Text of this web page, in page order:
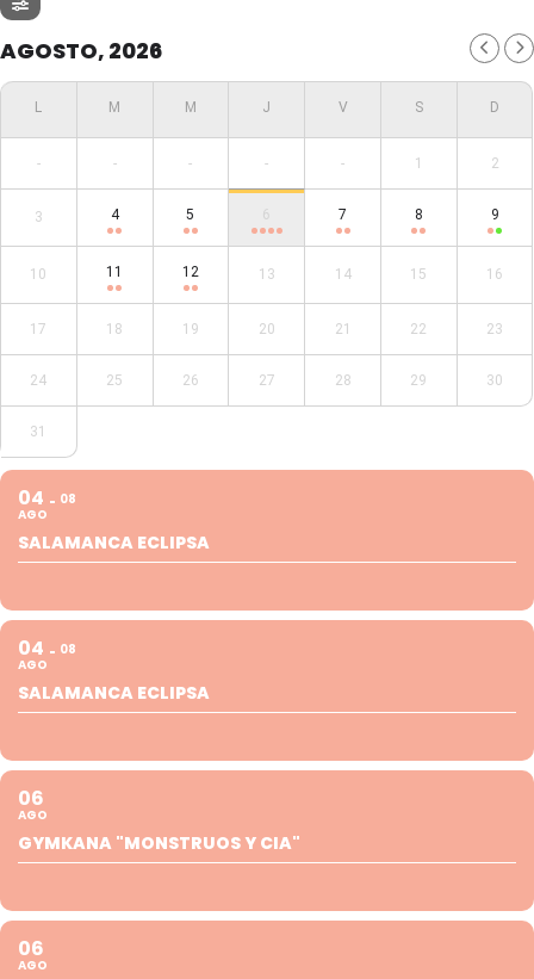
AGOSTO, 2026
- - - - - 1 2
3 4 5 6 7 8 9
10 11 12 13 14 15 16
17 18 19 20 21 22 23
24 25 26 27 28 29 30
31
04
AGO
08
SALAMANCA ECLIPSA
04
AGO
08
SALAMANCA ECLIPSA
06
AGO
GYMKANA "MONSTRUOS Y CIA"
06
AGO